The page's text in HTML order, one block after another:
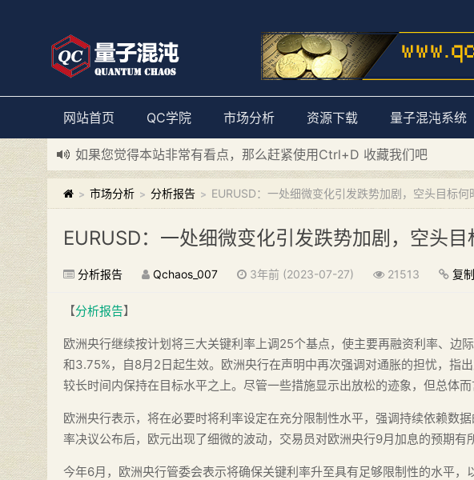
网站首页 QC学院 市场分析 资源下载 量子混沌系统
如果您觉得本站非常有看点，那么赶紧使用Ctrl+D 收藏我们吧
新添加量子混沌系统板块，欢迎大家访问！---“量子混沌系统”
> 市场分析 > 分析报告 > EURUSD：一处细微变化引发跌势加剧，空头目标何
EURUSD：一处细微变化引发跌势加剧，空头目
分析报告 Qchaos_007 3年前 (2023-07-27) 21513 复
【分析报告】
欧洲央行继续按计划将三大关键利率上调25个基点，使主要再融资利率、边
和3.75%，自8月2日起生效。欧洲央行在声明中再次强调对通胀的担忧，指
较长时间内保持在目标水平之上。尽管一些措施显示出放松的迹象，但总体而
欧洲央行表示，将在必要时将利率设定在充分限制性水平，强调持续依赖数
率决议公布后，欧元出现了细微的波动，交易员对欧洲央行9月加息的预期有
今年6月，欧洲央行管委会表示将确保关键利率升至具有足够限制性的水平